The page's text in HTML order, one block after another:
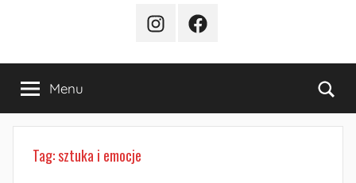
InstagramFacebook
Menu
Tag:sztuka i emocje